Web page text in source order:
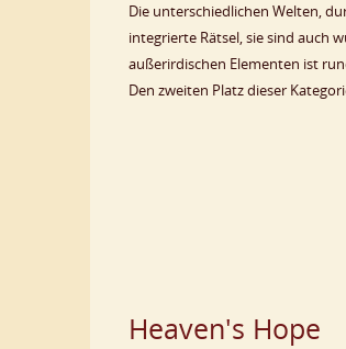
Die unterschiedlichen Welten,
integrierte Rätsel, sie sind auch
außerirdischen Elementen ist
Den zweiten Platz dieser
Heaven's Hope